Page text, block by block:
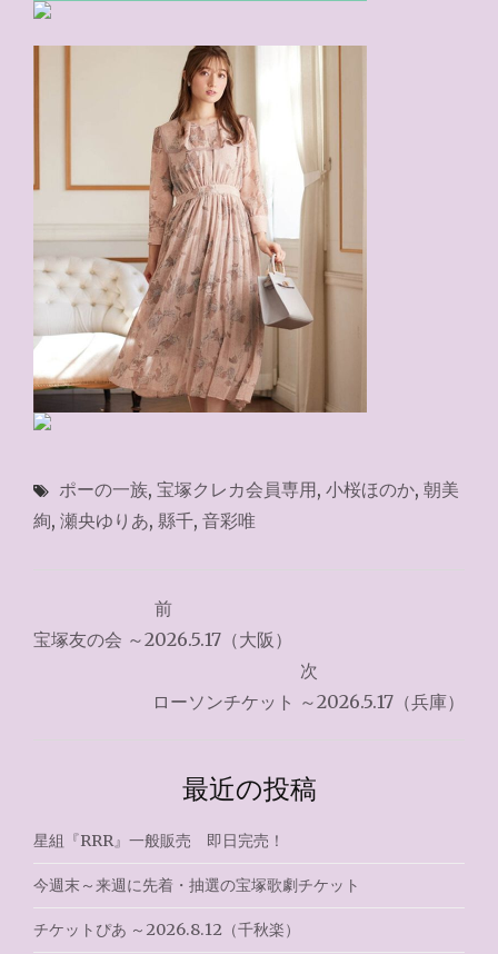
ポーの一族, 宝塚クレカ会員専用, 小桜ほのか, 朝美
絢, 瀬央ゆりあ, 縣千, 音彩唯
稿
シ
ョ
ン
前
宝塚友の会 ～2026.5.17（大阪）
次
ローソンチケット ～2026.5.17（兵庫）
最近の投稿
星組『RRR』一般販売 即日完売！
今週末～来週に先着・抽選の宝塚歌劇チケット
チケットぴあ ～2026.8.12（千秋楽）